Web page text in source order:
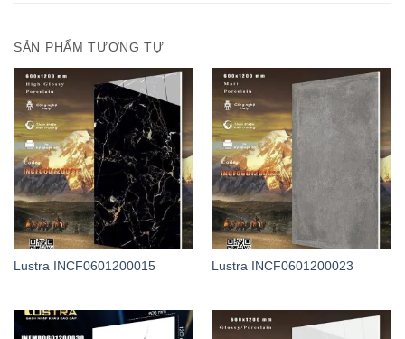
SẢN PHẨM TƯƠNG TỰ
Lustra INCF0601200015 Lustra INCF0601200023